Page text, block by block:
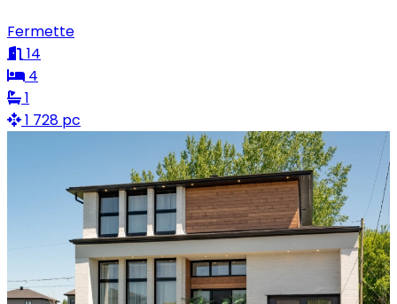
Fermette
14
4
1
1 728 pc